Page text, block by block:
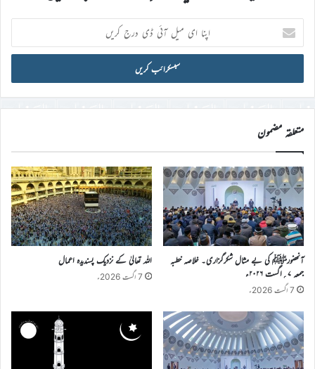
اپنا
ای
میل
ڈی
درج
کریں
متعلقہ مضمون
آنحضورﷺ کی بے مثال شکرگزاری۔ خلاصہ خطبہ
جمعہ ۷؍اگست ۲۰۲۶ء
7 اگست 2026ء
اللہ تعالیٰ کے نزدیک پسندیدہ اعمال
7 اگست 2026ء